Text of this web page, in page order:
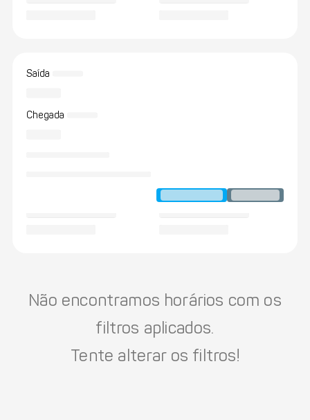
Saída
Chegada
Não encontramos horários com os
filtros aplicados.
Tente alterar os filtros!